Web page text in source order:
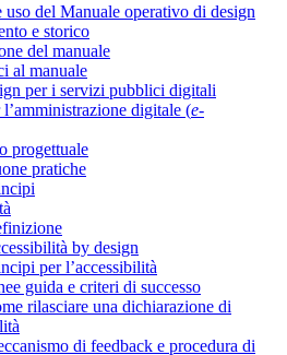
uso del Manuale operativo di design
e storico
del manuale
al manuale
per i servizi pubblici digitali
digitale (e-
progettuale
pratiche
by design
per l’accessibilità
guida e criteri di successo
rilasciare una dichiarazione di
di feedback e procedura di